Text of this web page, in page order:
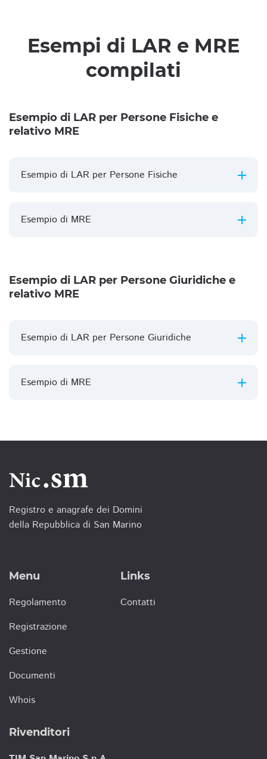
Esempi di LAR e MRE
compilati
Esempio di LAR per Persone Fisiche e
relativo MRE
Esempio di LAR per Persone Fisiche
Esempio di MRE
Esempio di LAR per Persone Giuridiche e
relativo MRE
Esempio di LAR per Persone Giuridiche
Esempio di MRE
Registro e anagrafe dei Domini
della Repubblica di San Marino
Menu
Regolamento
Registrazione
Gestione
Documenti
Whois
Links
Contatti
Rivenditori